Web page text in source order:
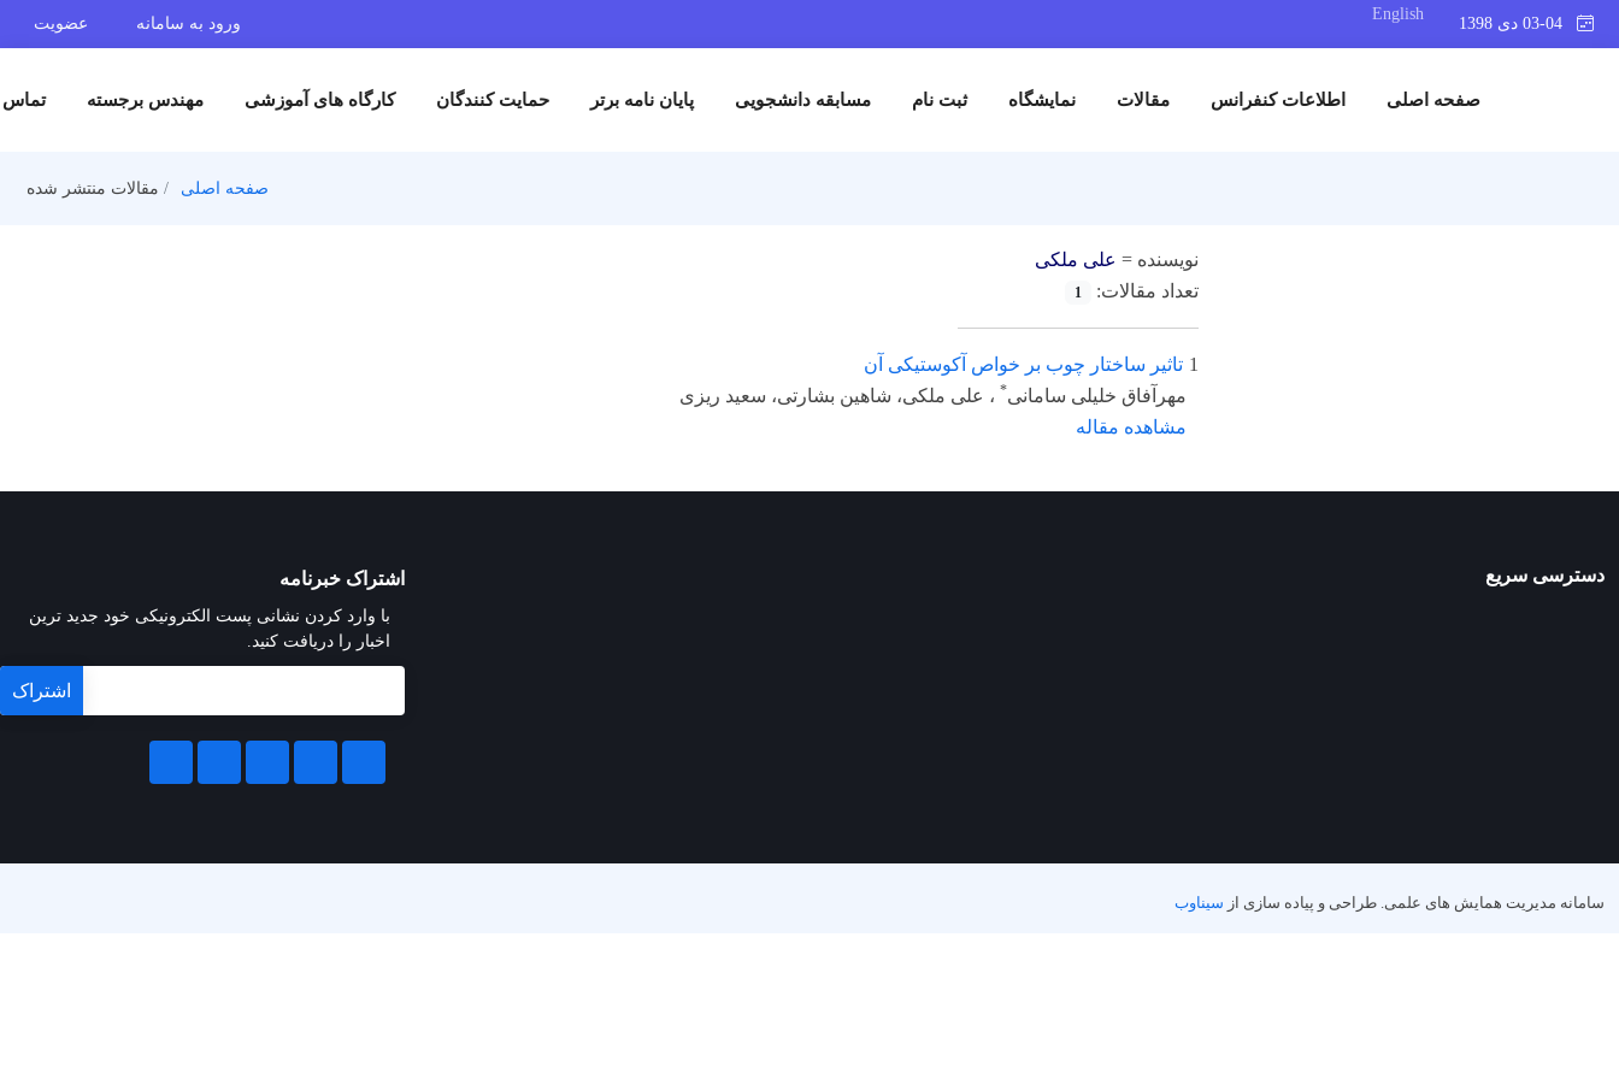
English
ورود به سامانه عضویت
صفحه اصلی اطلاعات کنفرانس مقالات نمایشگاه ثبت نام مسابقه دانشجویی پایان نامه برتر حمایت کنندگان کارگاه های آموزشی مهندس برجسته تماس
صفحه اصلی مقالات منتشر شده
نویسنده = علی ملکی
تعداد مقالات:
1
1 تاثیر ساختار چوب بر خواص آکوستیکی آن
مهرآفاق خلیلی سامانی* ، علی ملکی، شاهین بشارتی، سعید ریزی
مشاهده مقاله
دسترسی سریع اشتراک خبرنامه
با وارد کردن نشانی پست الکترونیکی خود جدید ترین
اخبار را دریافت کنید.
سامانه مدیریت همایش های علمی. طراحی و پیاده سازی از سیناوب